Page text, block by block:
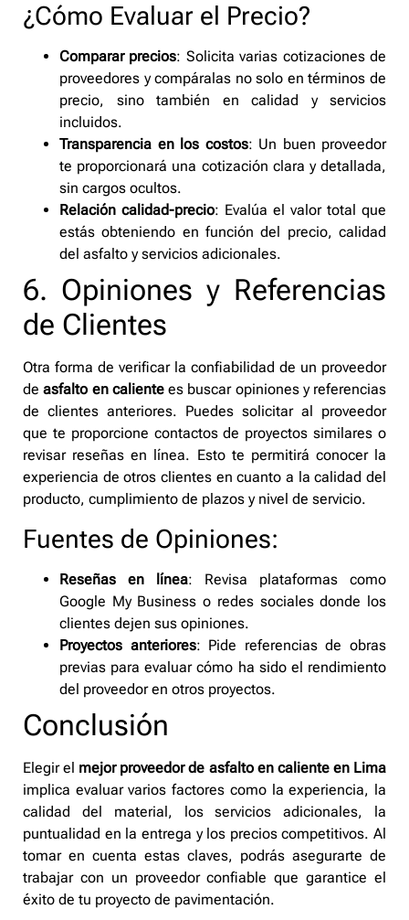
¿Cómo Evaluar el Precio?
Comparar precios: Solicita varias cotizaciones de
proveedores y compáralas no solo en términos de
precio, sino también en calidad y servicios
incluidos.
Transparencia en los costos: Un buen proveedor
te proporcionará una cotización clara y detallada,
sin cargos ocultos.
Relación calidad-precio: Evalúa el valor total que
estás obteniendo en función del precio, calidad
del asfalto y servicios adicionales.
6. Opiniones y Referencias
de Clientes
Otra forma de verificar la confiabilidad de un proveedor
deasfalto en calientees buscar opiniones y referencias
de clientes anteriores. Puedes solicitar al proveedor
que te proporcione contactos de proyectos similares o
revisar reseñas en línea. Esto te permitirá conocer la
experiencia de otros clientes en cuanto a la calidad del
producto, cumplimiento de plazos y nivel de servicio.
Fuentes de Opiniones:
Reseñas en línea: Revisa plataformas como
Google My Business o redes sociales donde los
clientes dejen sus opiniones.
Proyectos anteriores: Pide referencias de obras
previas para evaluar cómo ha sido el rendimiento
del proveedor en otros proyectos.
Conclusión
Elegir el mejor proveedor de asfalto en caliente en Lima
implica evaluar varios factores como la experiencia, la
calidad del material, los servicios adicionales, la
puntualidad en la entrega y los precios competitivos. Al
tomar en cuenta estas claves, podrás asegurarte de
trabajar con un proveedor confiable que garantice el
éxito de tu proyecto de pavimentación.